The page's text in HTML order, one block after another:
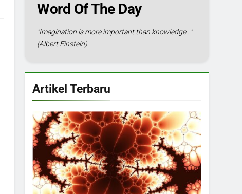
Word Of The Day
"Imagination is more important than knowledge..."
(Albert Einstein).
Artikel Terbaru